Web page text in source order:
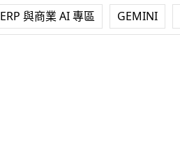
ERP 與商業 AI 專區 GEMINI